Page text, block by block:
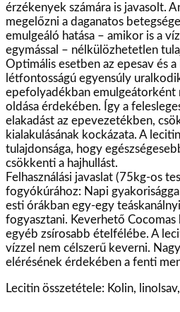
érzékenyek számára is javasolt.
megelőzni a daganatos
emulgeáló hatása – amikor is a
egymással – nélkülözhetetlen
Optimális esetben az epesav és
létfontosságú egyensúly
epefolyadékban emulgeátorként
oldása érdekében. Így a
elakadást az epevezetékben,
kialakulásának kockázata. A
tulajdonsága, hogy
csökkenti a hajhullást.
Felhasználási javaslat (75kg-os
fogyókúrához: Napi
esti órákban egy-egy
fogyasztani. Keverhető
egyéb zsírosabb ételfélébe. A
vízzel nem célszerű keverni.
elérésének érdekében a fenti
Lecitin összetétele: Kolin,